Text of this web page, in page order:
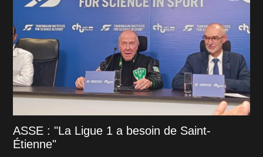
ASSE : "La Ligue 1 a besoin de Saint-
Étienne"